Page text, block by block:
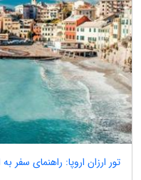
تور ارزان اروپا: راهنمای سفر به